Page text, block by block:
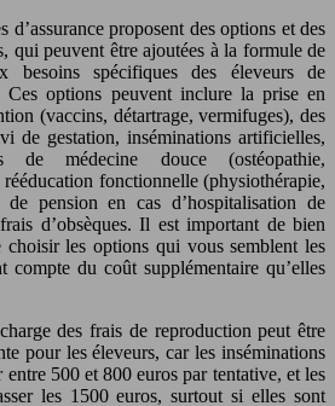
d’assurance proposent des options et des
qui peuvent être ajoutées à la formule de
besoins spécifiques des éleveurs de
Ces options peuvent inclure la prise en
(vaccins, détartrage, vermifuges), des
de gestation, inséminations artificielles,
de médecine douce (ostéopathie,
fonctionnelle (physiothérapie,
pension en cas d’hospitalisation de
d’obsèques. Il est important de bien
choisir les options qui vous semblent les
compte du coût supplémentaire qu’elles
des frais de reproduction peut être
pour les éleveurs, car les inséminations
500 et 800 euros par tentative, et les
les 1500 euros, surtout si elles sont